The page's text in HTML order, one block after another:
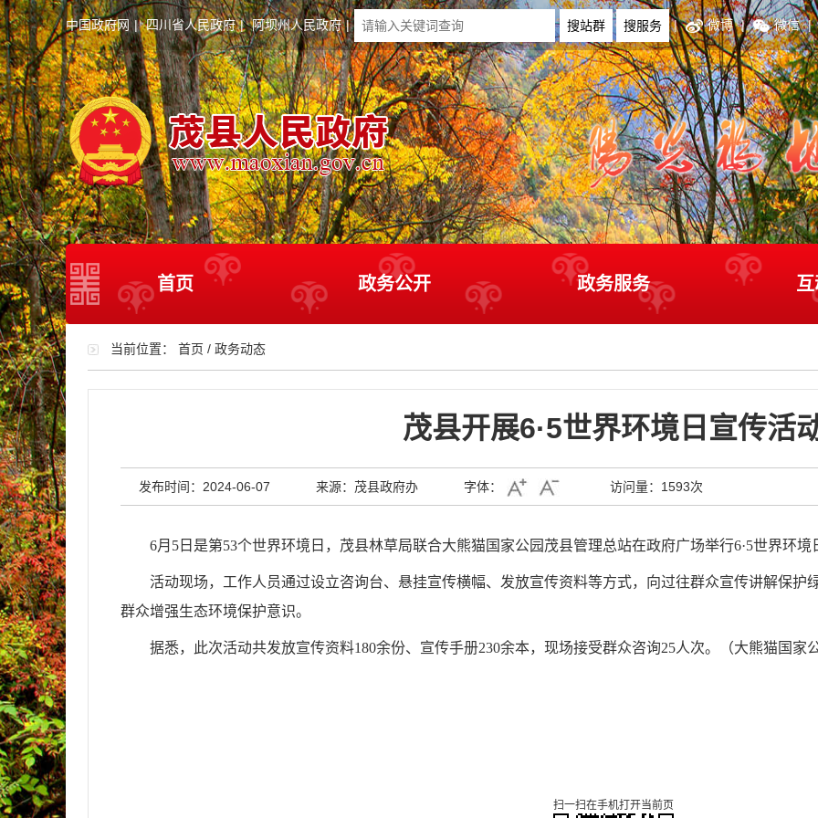
中国政府网 | 四川省人民政府 | 阿坝州人民政府 | | 微博 | 微信 |
首页 政务公开 政务服务
当前位置： 首页 / 政务动态
茂县开展6·5世界环境日宣传活
发布时间：2024-06-07 来源：茂县政府办 字体： 访问量： 1593次
6月5日是第53个世界环境日，茂县林草局联合大熊猫国家公园茂县管理总站在政府广场举行6·5世界环境
活动现场，工作人员通过设立咨询台、 悬挂宣传横幅、 发放宣传资料等方式，向过往群众宣传讲解保护
群众增强生态环境保护意识。
据悉，此次活动共发放宣传资料180余份、宣传手册230余本，现场接受群众咨询25人次。 （大熊猫国家
扫一扫在手机打开当前页